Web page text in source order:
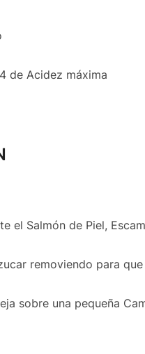
de Acidez máxima
el Salmón de Piel,
removiendo para
sobre una pequeña